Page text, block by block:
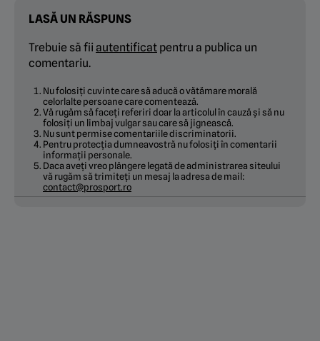
LASĂ UN RĂSPUNS
Trebuie să fii autentificat pentru a publica un
comentariu.
Nu folosiți cuvinte care să aducă o vătămare morală
celorlalte persoane care comentează.
Vă rugăm să faceți referiri doar la articolul în cauză și să nu
folosiți un limbaj vulgar sau care să jignească.
Nu sunt permise comentariile discriminatorii.
Pentru protecția dumneavostră nu folosiți în comentarii
informații personale.
Daca aveți vreo plângere legată de administrarea siteului
vă rugăm să trimiteți un mesaj la adresa de mail:
contact@prosport.ro